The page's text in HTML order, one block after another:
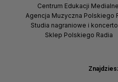
Centrum Edukacji
Agencja Muzyczna Polskiego
Studia nagraniowe i
Sklep Polskiego Radia